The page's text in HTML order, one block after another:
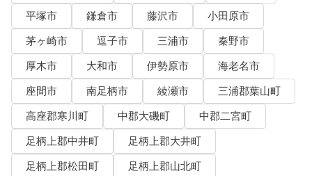
平塚市
鎌倉市 藤沢市
小田原市
茅ヶ崎市
逗子市 三浦市
秦野市
厚木市
大和市 伊勢原市
海老名市
座間市
南足柄市 綾瀬市
三浦郡葉山町
高座郡寒川町
中郡大磯町
中郡二宮町
足柄上郡中井町
足柄上郡大井町
足柄上郡松田町
足柄上郡山北町